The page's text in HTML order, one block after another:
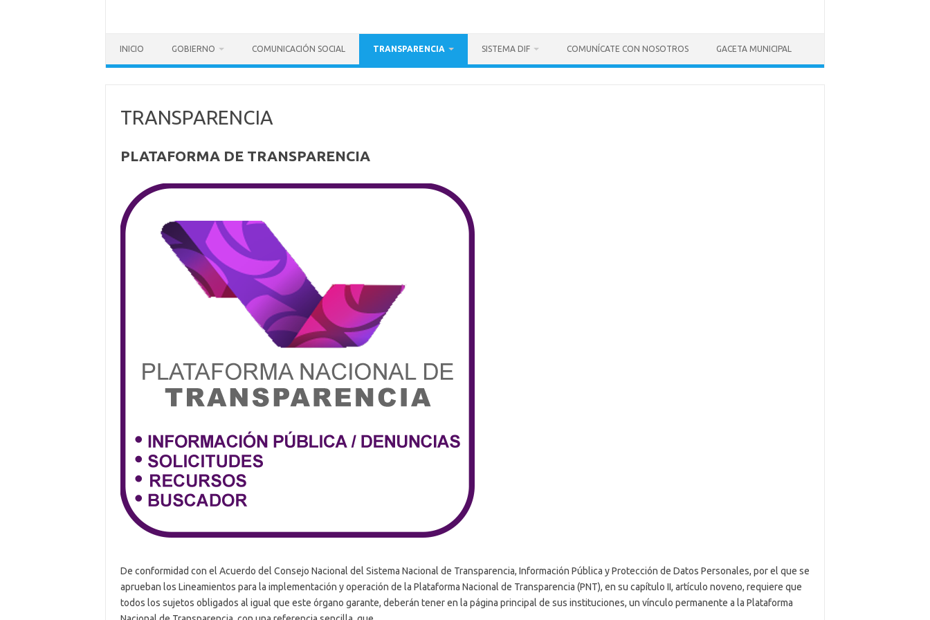
INICIO GOBIERNO COMUNICACIÓN SOCIAL TRANSPARENCIA SISTEMA DIF COMUNÍCATE CON NOSOTROS GACETA MUNICIPAL
TRANSPARENCIA
PLATAFORMA DE TRANSPARENCIA
De conformidad con el Acuerdo del Consejo Nacional del Sistema Nacional de Transparencia, Información Pública y Protección de Datos Personales, por el que se
aprueban los Lineamientos para la implementación y operación de la Plataforma Nacional de Transparencia (PNT), en su capítulo II, artículo noveno, requiere que
todos los sujetos obligados al igual que este órgano garante, deberán tener en la página principal de sus instituciones, un vínculo permanente a la Plataforma